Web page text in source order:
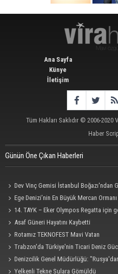
Ana Sayfa
Künye
İletişim
Tüm Hakları Saklıdır © 2006-2020
Haber
Günün Öne Çıkan Haberleri
Dev Vinç Gemisi İstanbul Boğazı'ndan
Ege Denizi’nin En Büyük Mercan Ormanı
14. TAYK – Eker Olympos Regatta için
Asaf Güneri Hayatını Kaybetti
Rotamız TEKNOFEST Mavi Vatan
Trabzon'da Türkiye'nin Ticari Deniz
Denizcilik Genel Müdürlüğü:
Saldırısına Uğradı"
Yelkenli Tekne Sulara Gömüldü